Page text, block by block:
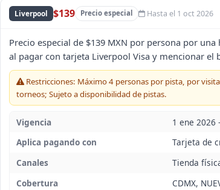
Liverpool $139 Precio especial Hasta el 1 oct 2026
Precio especial de $139 MXN por persona por
al pagar con tarjeta Liverpool Visa y mencionar el
Restricciones: Máximo 4 personas por pista, por
torneos; Sujeto a disponibilidad de pistas.
Vigencia
1 ene 2026
Aplica pagando con
Tarjeta de
Canales
Tienda
Cobertura
CDMX,